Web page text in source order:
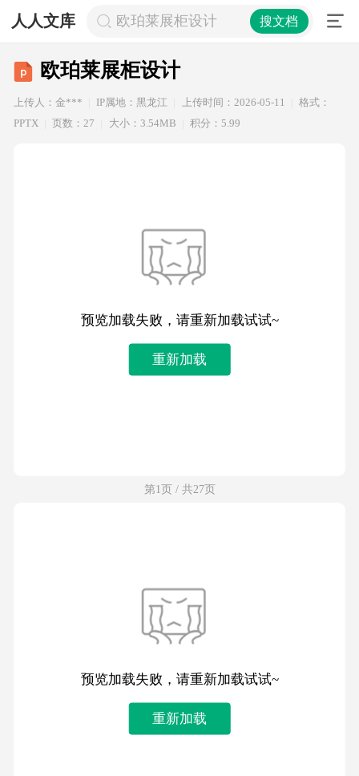
人人文库 欧珀莱展柜设计 搜文档
欧珀莱展柜设计
上传人：金*** IP属地：黑龙江 上传时间：2026-05-11
格式：
PPTX
页数：27 大小：3.54MB 积分：5.99
预览加载失败，请重新加载试试~
重新加载
第1页 / 共27页
预览加载失败，请重新加载试试~
重新加载